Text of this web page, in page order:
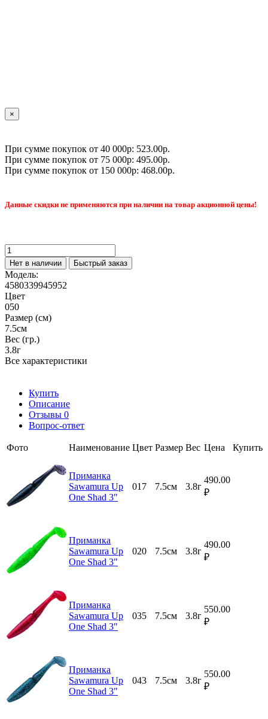
×
При сумме покупок от 40 000р: 523.00р.
При сумме покупок от 75 000р: 495.00р.
При сумме покупок от 150 000р: 468.00р.
Данные скидки не применяются при наличии на товар акционной цены!
Нет в наличии Быстрый заказ
Модель:
4580339945952
Цвет
050
Размер (см)
7.5см
Вес (гр.)
3.8г
Все характеристики
Купить
Описание
Отзывы 0
Вопрос-ответ
Фото Наименование Цвет Размер Вес Цена Купить
Приманка
Sawamura Up
One Shad 3"
017 7.5см 3.8г
490.00
₽
Приманка
Sawamura Up
One Shad 3"
020 7.5см 3.8г
490.00
₽
Приманка
Sawamura Up
One Shad 3"
035 7.5см 3.8г
550.00
₽
Приманка
Sawamura Up
One Shad 3"
043 7.5см 3.8г
550.00
₽